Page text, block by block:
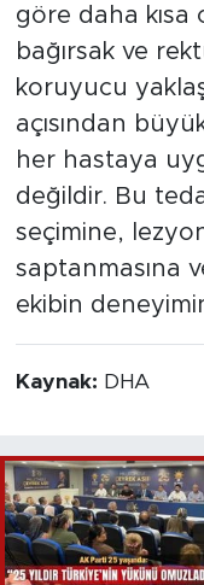
göre daha kısa
bağırsak ve
koruyucu
açısından
her hastaya
değildir. Bu
seçimine,
saptanmasına
ekibin
Kaynak: DHA